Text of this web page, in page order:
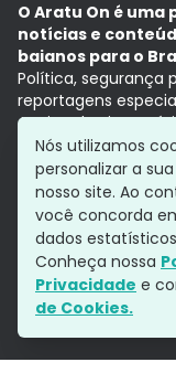
O Aratu On é
notícias e
baianos para o
Política, segurança
reportagens
Aqui, tudo vira
com a credibilidade
Grupo Aratu
Siga-nos
Nós utilizamos
personalizar a
nosso site. Ao
você concorda
dados
Conheça nossa
Privacidade e
de Cookies.